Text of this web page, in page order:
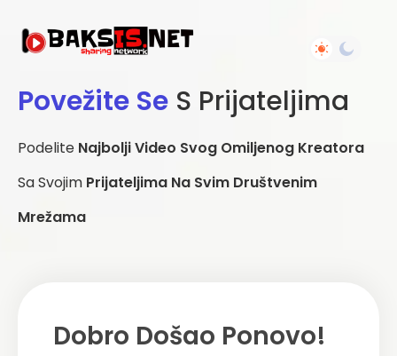
Povežite Se S Prijateljima
Podelite Najbolji Video Svog Omiljenog Kreatora
Sa Svojim Prijateljima Na Svim Društvenim
Mrežama
Dobro Došao Ponovo!